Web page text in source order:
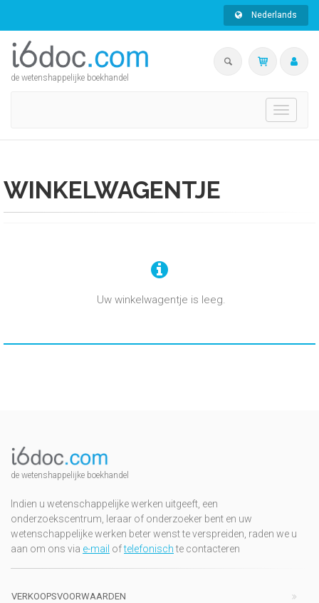
Nederlands
de wetenshappelijke boekhandel
Toggle
WINKELWAGENTJE
Uw winkelwagentje is leeg.
de wetenshappelijke boekhandel
Indien u wetenschappelijke werken uitgeeft, een
onderzoekscentrum, leraar of onderzoeker bent en uw
wetenschappelijke werken beter wenst te verspreiden, raden we u
aan om ons via e-mail oftelefonischte contacteren
VERKOOPSVOORWAARDEN